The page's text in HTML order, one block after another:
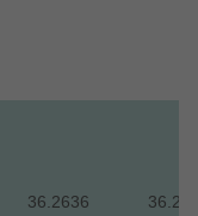
36.2636